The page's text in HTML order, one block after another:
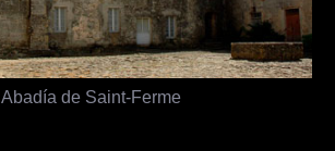
Abadía de Saint-Ferme